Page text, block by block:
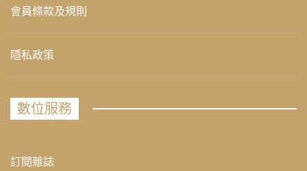
會員條款及規則
隱私政策
數位服務
訂閱雜誌